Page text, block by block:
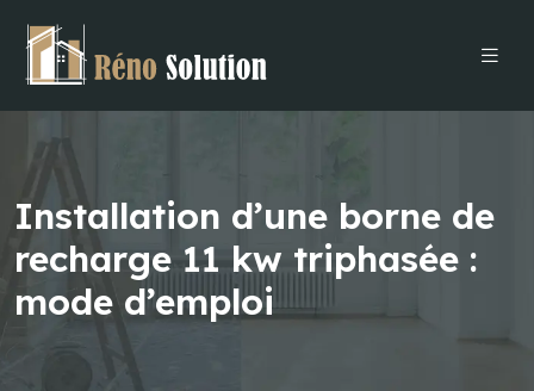
Installation d’une borne de
recharge 11 kw triphasée :
mode d’emploi